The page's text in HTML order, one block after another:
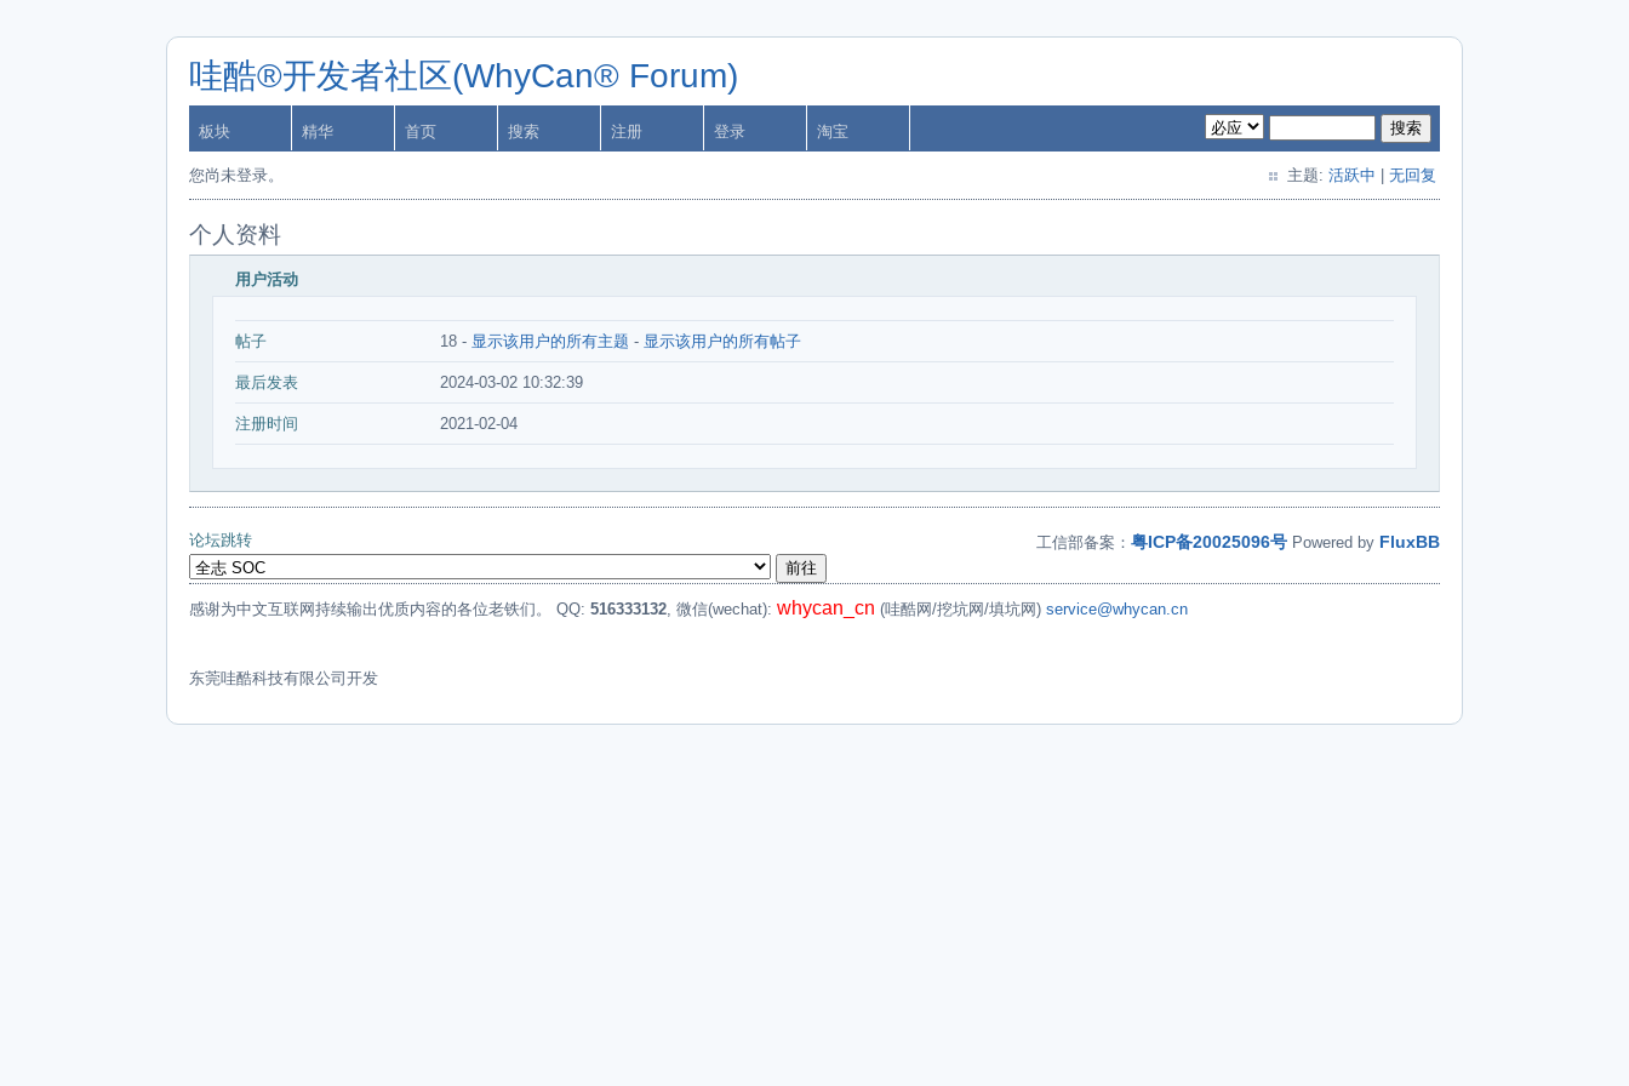
哇酷®开发者社区(WhyCan® Forum)
板块 精华 首页 搜索 注册 登录 淘宝 搜索
您尚未登录。 主题: 活跃中 无回复
个人资料
用户活动
帖子 18 - 显示该用户的所有主题 - 显示该用户的所有帖子
最后发表 2024-03-02 10:32:39
注册时间 2021-02-04
论坛跳转 工信部备案： 粤ICP备20025096号 Powered by FluxBB
感谢为中文互联网持续输出优质内容的各位老铁们。 QQ: 516333132, 微信(wechat): whycan_cn (哇酷网/挖坑网/填坑网) service@whycan.cn
东莞哇酷科技有限公司开发